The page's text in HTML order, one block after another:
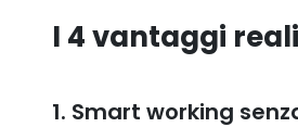
I 4 vantaggi
1. Smart working